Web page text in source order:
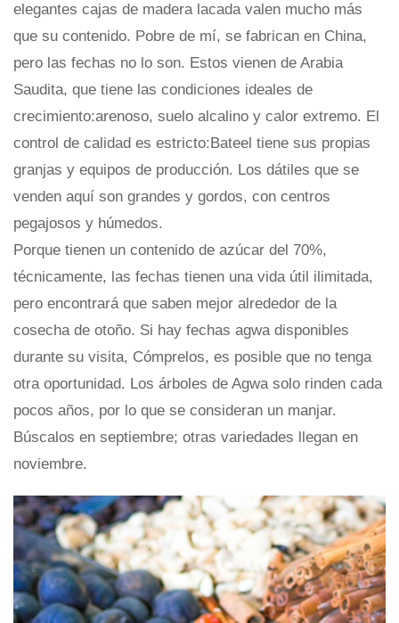
elegantes cajas de madera lacada valen mucho más
que su contenido. Pobre de mí, se fabrican en China,
pero las fechas no lo son. Estos vienen de Arabia
Saudita, que tiene las condiciones ideales de
crecimiento:arenoso, suelo alcalino y calor extremo. El
control de calidad es estricto:Bateel tiene sus propias
granjas y equipos de producción. Los dátiles que se
venden aquí son grandes y gordos, con centros
pegajosos y húmedos.
Porque tienen un contenido de azúcar del 70%,
técnicamente, las fechas tienen una vida útil ilimitada,
pero encontrará que saben mejor alrededor de la
cosecha de otoño. Si hay fechas agwa disponibles
durante su visita, Cómprelos, es posible que no tenga
otra oportunidad. Los árboles de Agwa solo rinden cada
pocos años, por lo que se consideran un manjar.
Búscalos en septiembre; otras variedades llegan en
noviembre.